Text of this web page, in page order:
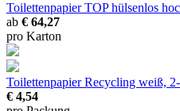
Toilettenpapier TOP hülsenlos
ab € 64,27
pro Karton
Toilettenpapier Recycling weiß,
€ 4,54